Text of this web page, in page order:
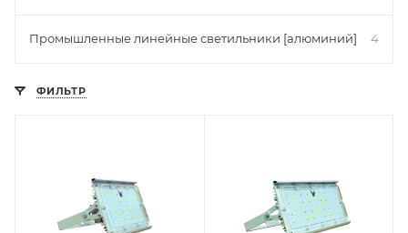
Промышленные линейные светильники [алюминий] 4
ФИЛЬТР